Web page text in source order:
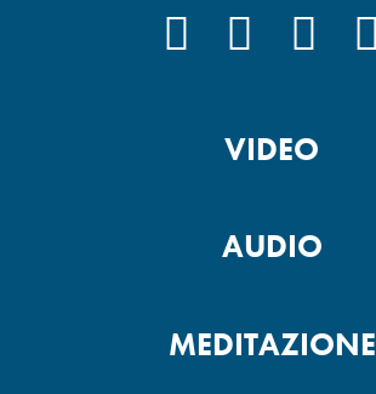
VIDEO
AUDIO
MEDITAZIONE